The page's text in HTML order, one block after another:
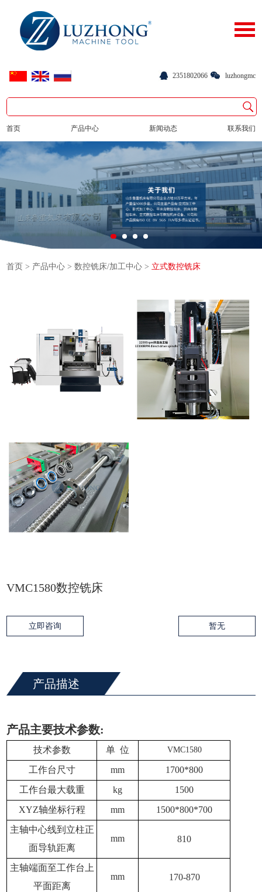
2351802066 luzhongmc
首页 产品中心 新闻动态 联系我们
首页 > 产品中心 >数控铣床/加工中心 > 立式数控铣床
VMC1580数控铣床
立即咨询 暂无
产品描述
产品主要技术参数:
技术参数 单 位 VMC1580
工作台尺寸 mm
1700*800
工作台最大载重
kg
1500
XYZ轴坐标行程
mm
1500*800*700
主轴中心线到立柱正
面导轨距离
mm 810
主轴端面至工作台上
平面距离
mm 170-870